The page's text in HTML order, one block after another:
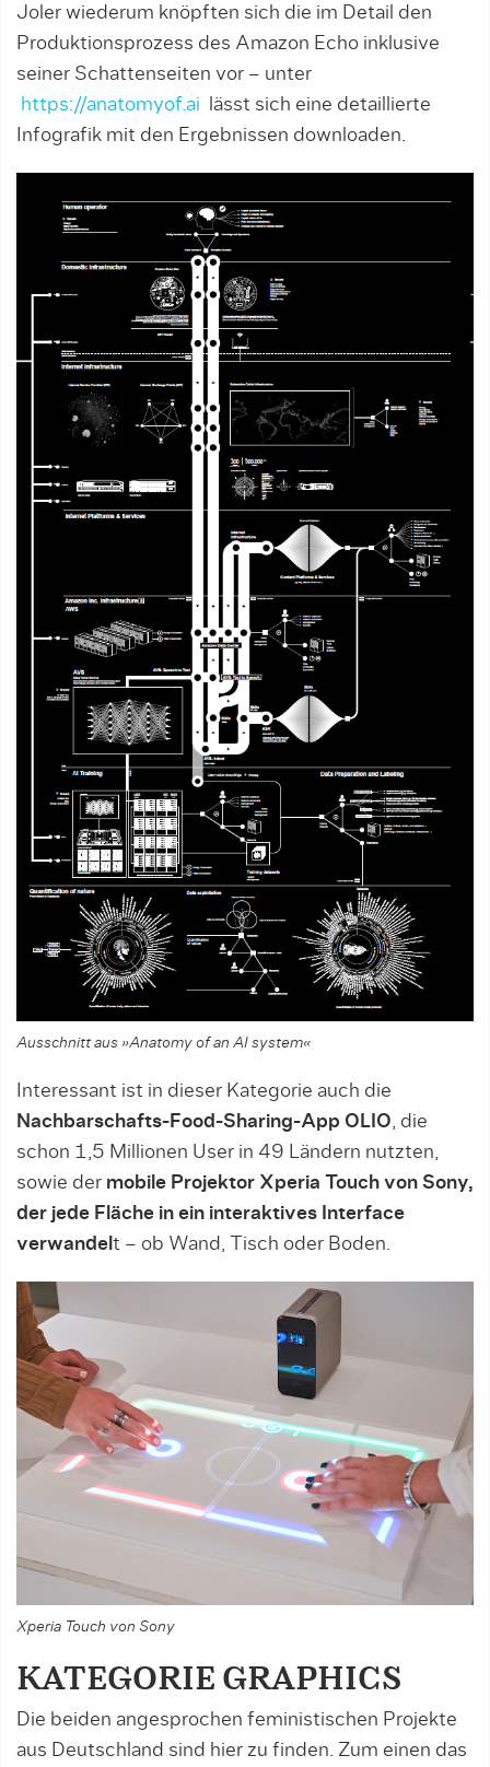
Joler wiederum knöpften sich die im Detail den
Produktionsprozess des Amazon Echo inklusive
seiner Schattenseiten vor – unter
https://anatomyof.ai
lässt sich eine detaillierte
Infografik mit den Ergebnissen downloaden.
Ausschnitt aus »Anatomy of an AI system«
Interessant ist in dieser Kategorie auch die
Nachbarschafts-Food-Sharing-App OLIO, die
schon 1,5 Millionen User in 49 Ländern nutzten,
sowie der mobile Projektor Xperia Touch von Sony,
der jede Fläche in ein interaktives Interface
verwandel t – ob Wand, Tisch oder Boden.
Xperia Touch von Sony
KATEGORIE GRAPHICS
Die beiden angesprochen feministischen Projekte
aus Deutschland sind hier zu finden. Zum einen das